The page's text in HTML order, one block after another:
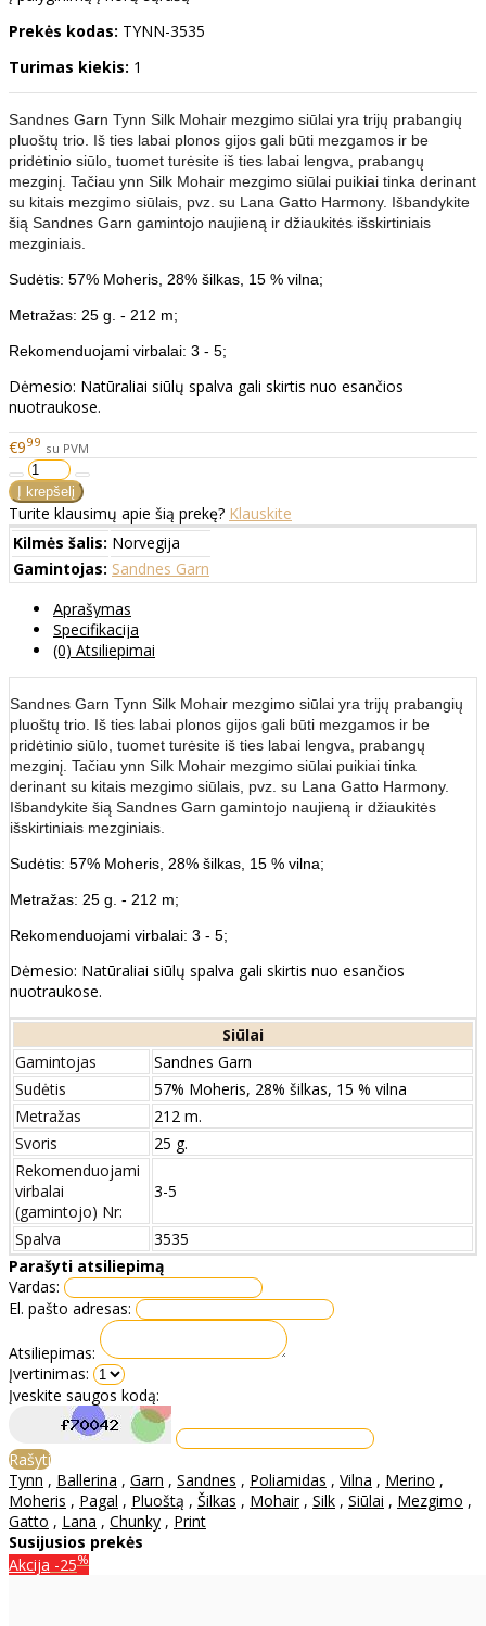
Prekės kodas: TYNN-3535
Turimas kiekis: 1
Sandnes Garn Tynn Silk Mohair mezgimo siūlai yra trijų prabangių
pluoštų trio. Iš ties labai plonos gijos gali būti mezgamos ir be
pridėtinio siūlo, tuomet turėsite iš ties labai lengva, prabangų
mezginį. Tačiau ynn Silk Mohair mezgimo siūlai puikiai tinka derinant
su kitais mezgimo siūlais, pvz. su Lana Gatto Harmony. Išbandykite
šią Sandnes Garn gamintojo naujieną ir džiaukitės išskirtiniais
mezginiais.
Sudėtis: 57% Moheris, 28% šilkas, 15 % vilna;
Metražas: 25 g. - 212 m;
Rekomenduojami virbalai: 3 - 5;
Dėmesio: Natūraliai siūlų spalva gali skirtis nuo esančios
nuotraukose.
€999 su PVM
Turite klausimų apie šią prekę? Klauskite
Kilmės šalis: Norvegija
Gamintojas: Sandnes Garn
Aprašymas
Specifikacija
(0) Atsiliepimai
Sandnes Garn Tynn Silk Mohair mezgimo siūlai yra trijų prabangių
pluoštų trio. Iš ties labai plonos gijos gali būti mezgamos ir be
pridėtinio siūlo, tuomet turėsite iš ties labai lengva, prabangų
mezginį. Tačiau ynn Silk Mohair mezgimo siūlai puikiai tinka
derinant su kitais mezgimo siūlais, pvz. su Lana Gatto Harmony.
Išbandykite šią Sandnes Garn gamintojo naujieną ir džiaukitės
išskirtiniais mezginiais.
Sudėtis: 57% Moheris, 28% šilkas, 15 % vilna;
Metražas: 25 g. - 212 m;
Rekomenduojami virbalai: 3 - 5;
Dėmesio: Natūraliai siūlų spalva gali skirtis nuo esančios
nuotraukose.
Siūlai
Gamintojas
Sandnes Garn
Sudėtis
57% Moheris, 28% šilkas, 15 % vilna
Metražas
212 m.
Svoris
25 g.
Rekomenduojami
virbalai
(gamintojo) Nr:
3-5
Spalva
3535
Parašyti atsiliepimą
Vardas:
El. pašto adresas:
Atsiliepimas:
Įvertinimas:
Įveskite saugos kodą:
Rašyti
Tynn , Ballerina , Garn , Sandnes , Poliamidas , Vilna , Merino ,
Moheris , Pagal , Pluoštą , Šilkas , Mohair, Silk , Siūlai , Mezgimo ,
Gatto , Lana , Chunky , Print
Susijusios prekės
Akcija -25%